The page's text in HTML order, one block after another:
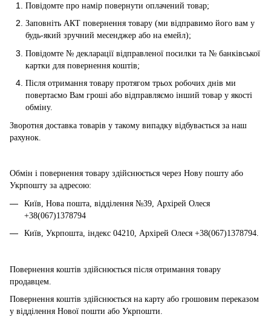
Повідомте про намір повернути оплачений товар;
Заповніть АКТ повернення товару (ми відправимо його вам у
будь-який зручний месенджер або на емейл);
Повідомте № декларації відправленої посилки та № банківської
картки для повернення коштів;
Після отримання товару протягом трьох робочих днів ми
повертаємо Вам гроші або відправляємо інший товар у якості
обміну.
Зворотня доставка товарів у такому випадку відбувається за наш
рахунок.
Обмін і повернення товару здійснюється через Нову пошту або
Укрпошту за адресою:
Київ, Нова пошта, відділення №39, Архірей Олеся
+38(067)1378794
Київ, Укрпошта, індекс 04210, Архірей Олеся +38(067)1378794.
Повернення коштів здійснюється після отримання товару
продавцем.
Повернення коштів здійснюється на карту або грошовим переказом
у відділення Нової пошти або Укрпошти.